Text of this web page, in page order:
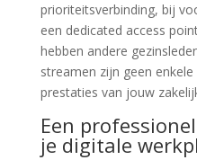
prioriteitsverbinding, bij
een dedicated access
hebben andere
streamen zijn geen
prestaties van jouw
Een
je digitale